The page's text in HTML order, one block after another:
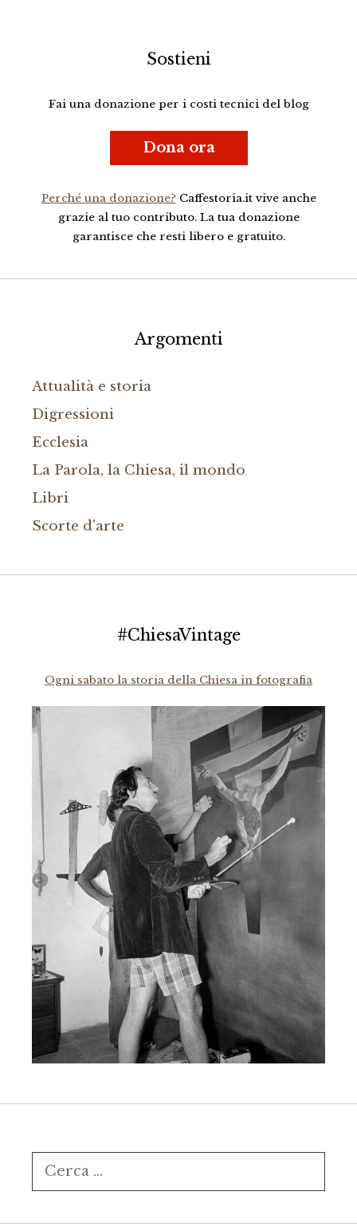
Sostieni
Fai una donazione per i costi tecnici del blog
Dona ora
Perché una donazione?Caffestoria.it vive anche
grazie al tuo contributo. La tua donazione
garantisce che resti libero e gratuito.
Argomenti
Attualità e storia
Digressioni
Ecclesia
La Parola, la Chiesa, il mondo
Libri
Scorte d'arte
#ChiesaVintage
Ogni sabato la storia della Chiesa in fotografia
Ricerca
per: